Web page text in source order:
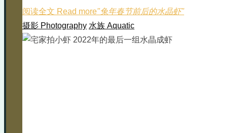
阅读全文 Read more"兔年春节前后的水晶虾"
摄影 Photography 水族 Aquatic